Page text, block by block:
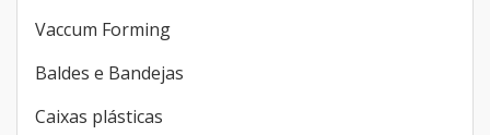
Vaccum Forming
Baldes e Bandejas
Caixas plásticas